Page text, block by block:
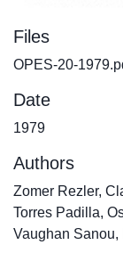
Files
OPES-20-
Date
1979
Authors
Zomer Rezler,
Torres Padilla,
Vaughan Sanou,